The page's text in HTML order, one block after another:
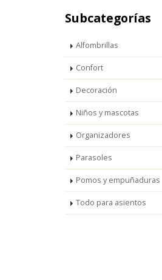
Subcategorías
Alfombrillas
Confort
Decoración
Niños y mascotas
Organizadores
Parasoles
Pomos y empuñaduras
Todo para asientos